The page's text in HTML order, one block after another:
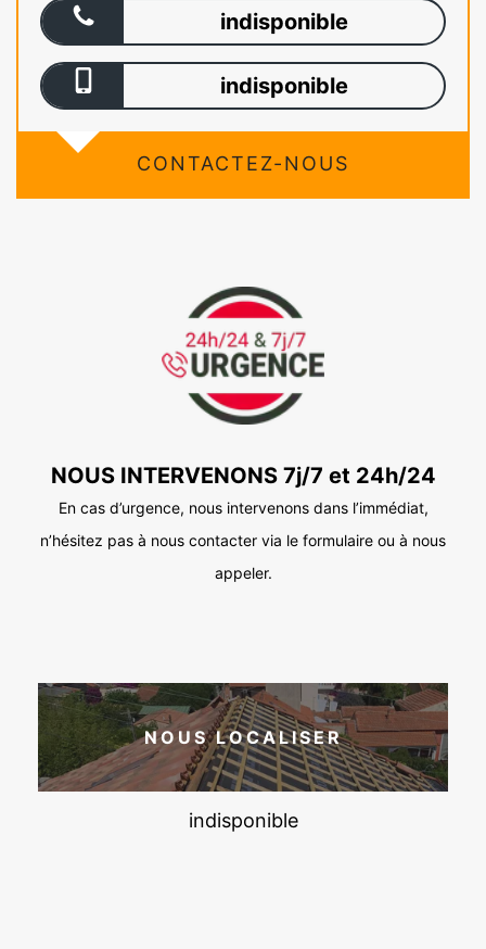
indisponible
indisponible
CONTACTEZ-NOUS
NOUS INTERVENONS 7j/7 et 24h/24
En cas d’urgence, nous intervenons dans l’immédiat,
n’hésitez pas à nous contacter via le formulaire ou à nous
appeler.
NOUS LOCALISER
indisponible